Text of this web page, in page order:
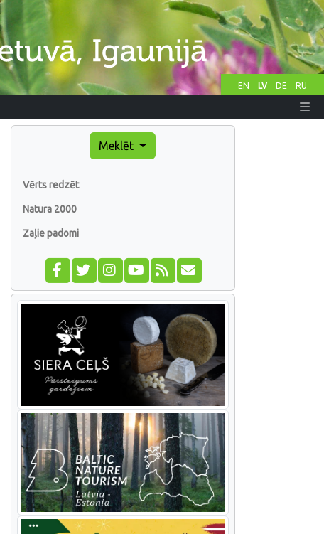
EN LV DE RU
Meklēt
Vērts redzēt
Natura 2000
Zaļie padomi